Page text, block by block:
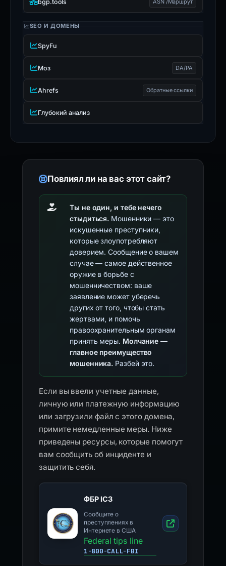
bgp.tools
SEO И ДОМЕНЫ
SpyFu
Моз DA/PA
Ahrefs Обратные ссылки
Глубокий анализ
Повлиял ли на вас этот сайт?
Ты не один, и тебе нечего
стыдиться. Мошенники — это
искушенные преступники,
которые злоупотребляют
доверием. Сообщение о вашем
случае — самое действенное
оружие в борьбе с
мошенничеством: ваше
заявление может уберечь
других от того, чтобы стать
жертвами, и помочь
правоохранительным органам
принять меры. Молчание —
главное преимущество
мошенника. Разбей это.
Если вы ввели учетные данные,
личную или платежную информацию
или загрузили файл с этого домена,
примите немедленные меры. Ниже
приведены ресурсы, которые помогут
вам сообщить об инциденте и
защитить себя.
ФБР IC3
Сообщите о
преступлениях в
Интернете в США
Federal tips line
1-800-CALL-FBI